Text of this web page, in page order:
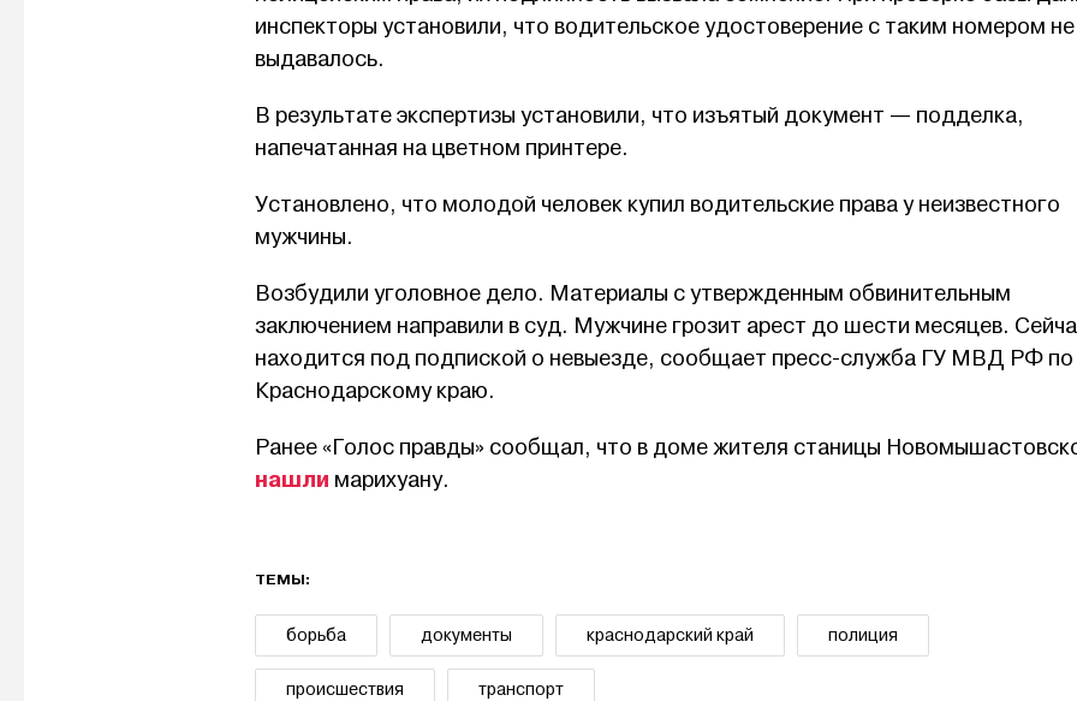
инспекторы установили, что водительское удостоверение с таким номером не
выдавалось.
В результате экспертизы установили, что изъятый документ — подделка,
напечатанная на цветном принтере.
Установлено, что молодой человек купил водительские права у неизвестного
мужчины.
Возбудили уголовное дело. Материалы с утвержденным обвинительным
заключением направили в суд. Мужчине грозит арест до шести месяцев.
находится под подпиской о невыезде, сообщает пресс-служба ГУ МВД РФ по
Краснодарскому краю.
Ранее «Голос правды» сообщал, что в доме жителя станицы
нашли марихуану.
ТЕМЫ:
борьба документы краснодарский край полиция
происшествия транспорт